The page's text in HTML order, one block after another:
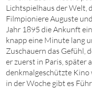
Lichtspielhaus der Welt,
Filmpioniere Auguste
Jahr 1895 die Ankunft
knapp eine Minute lang
Zuschauern das Gefühl,
er zuerst in Paris, später
denkmalgeschützte
in der Woche gibt es